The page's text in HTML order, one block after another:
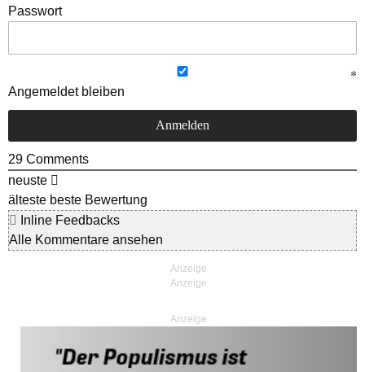
Passwort
Angemeldet bleiben
29 Comments
neuste
älteste beste Bewertung
Inline Feedbacks
Alle Kommentare ansehen
Anzeige